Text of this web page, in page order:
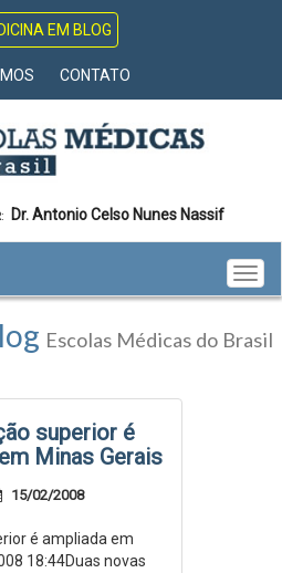
EM BLOG
CONTATO
Dr. Antonio Celso Nunes Nassif
Escolas Médicas do Brasil
superior é
Minas Gerais
15/02/2008
é ampliada em
18:44Duas novas